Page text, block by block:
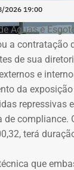
2026 19:00
Águas e
a contratação
de sua
e
da
repressivas
de compliance.
terá
que